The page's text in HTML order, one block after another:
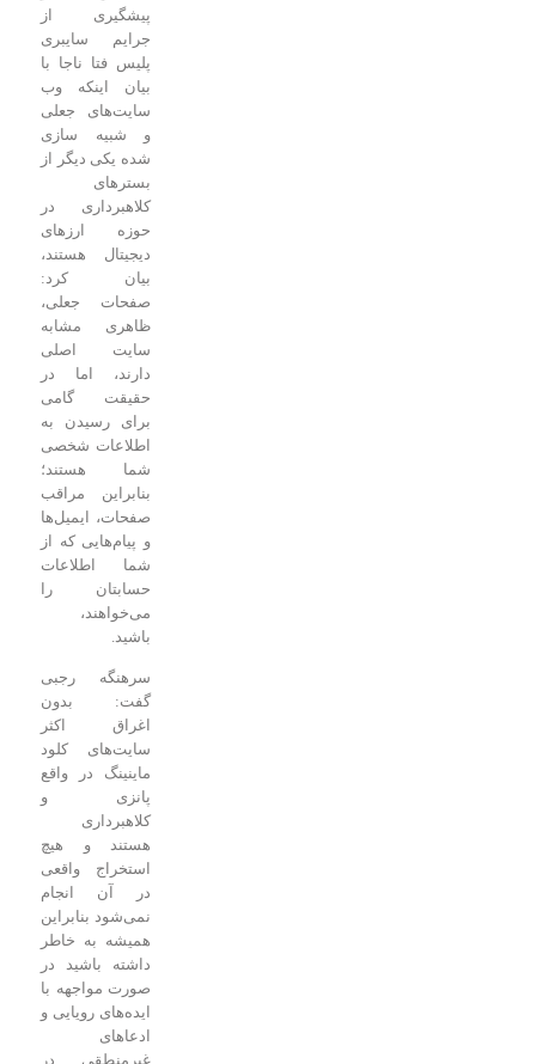
پیشگیری از
جرایم سایبری
پلیس فتا ناجا با
بیان اینکه وب
سایت‌های جعلی
و شبیه سازی
شده یکی دیگر از
کلاهبرداری در
حوزه ارز‌های
دیجیتال هستند،
بیان کرد:
صفحات جعلی،
ظاهری مشابه
سایت اصلی
دارند، اما در
حقیقت گامی
برای رسیدن به
اطلاعات شخصی
شما هستند؛
بنابراین مراقب
صفحات، ایمیل‌ها
و پیام‌هایی که از
شما اطلاعات
حسابتان را
می‌خواهند،
سرهنگه رجبی
گفت: بدون
اغراق اکثر
سایت‌های کلود
ماینینگ در واقع
پانزی و
کلاهبرداری
هستند و هیچ
استخراج واقعی
در آن انجام
نمی‌شود بنابراین
همیشه به خاطر
داشته باشید در
صورت مواجهه با
ایده‌های رویایی و
غیرمنطقی در